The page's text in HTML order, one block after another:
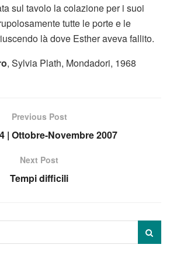
sul tavolo la colazione per i suoi
tutte le porte e le
là dove Esther aveva fallito.
, Sylvia Plath, Mondadori, 1968
Previous Post
| Ottobre-Novembre 2007
Next Post
Tempi difficili